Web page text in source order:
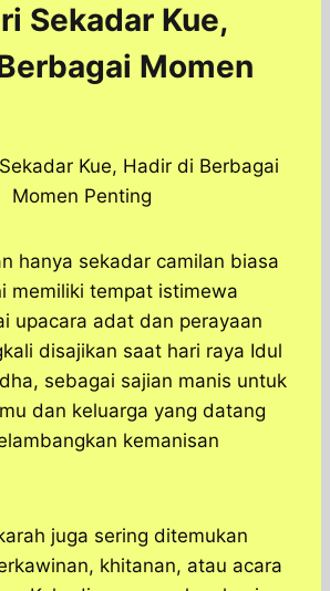
Sekadar Kue,
Momen
hanya sekadar camilan biasa
memiliki tempat istimewa
upacara adat dan perayaan
disajikan saat hari raya Idul
sebagai sajian manis untuk
dan keluarga yang datang
kemanisan
juga sering ditemukan
khitanan, atau acara